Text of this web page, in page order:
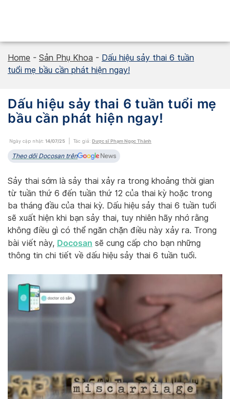
Home - Sản Phụ Khoa - Dấu hiệu sảy thai 6 tuần
tuổi mẹ bầu cần phát hiện ngay!
Dấu hiệu sảy thai 6 tuần tuổi mẹ
bầu cần phát hiện ngay!
Ngày cập nhật: 14/07/25 Tác giả: Dược sĩ Phạm Ngọc Thành
Theo dõi Docosan trên
Sảy thai sớm là sảy thai xảy ra trong khoảng thời gian
từ tuần thứ 6 đến tuần thứ 12 của thai kỳ hoặc trong
ba tháng đầu của thai kỳ. Dấu hiệu sảy thai 6 tuần tuổi
sẽ xuất hiện khi bạn sảy thai, tuy nhiên hãy nhớ rằng
không điều gì có thể ngăn chặn điều này xảy ra. Trong
bài viết này, Docosan sẽ cung cấp cho bạn những
thông tin chi tiết về dấu hiệu sảy thai 6 tuần tuổi.